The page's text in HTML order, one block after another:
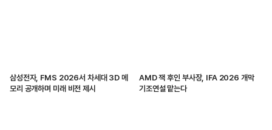
삼성전자, FMS 2026서 차세대 3D 메
모리 공개하며 미래 비전 제시
AMD 잭 후인 부사장, IFA 2026 개막
기조연설 맡는다